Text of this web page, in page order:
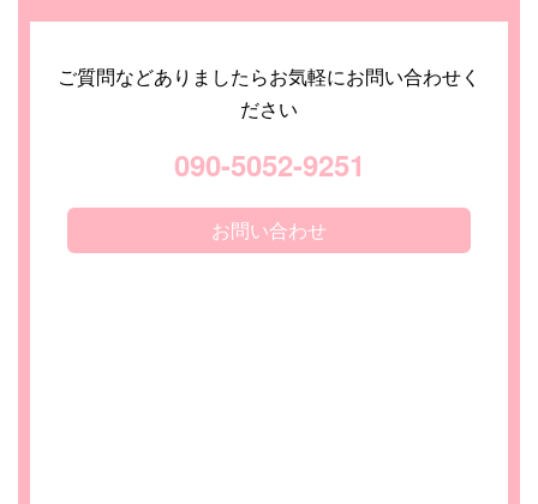
ご質問などありましたらお気軽にお問い合わせく
ださい
090-5052-9251
お問い合わせ